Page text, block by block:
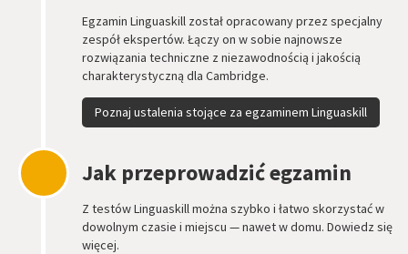
Egzamin Linguaskill został opracowany przez specjalny
zespół ekspertów. Łączy on w sobie najnowsze
rozwiązania techniczne z niezawodnością i jakością
charakterystyczną dla Cambridge.
Poznaj ustalenia stojące za egzaminem Linguaskill
Jak przeprowadzić egzamin
Z testów Linguaskill można szybko i łatwo skorzystać w
dowolnym czasie i miejscu — nawet w domu. Dowiedz się
więcej.